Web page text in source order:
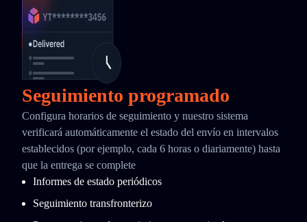
Seguimiento programado
Configura horarios de seguimiento y nuestro sistema
verificará automáticamente el estado del envío en intervalos
establecidos (por ejemplo, cada 6 horas o diariamente) hasta
que la entrega se complete
Informes de estado periódicos
Seguimiento transfronterizo